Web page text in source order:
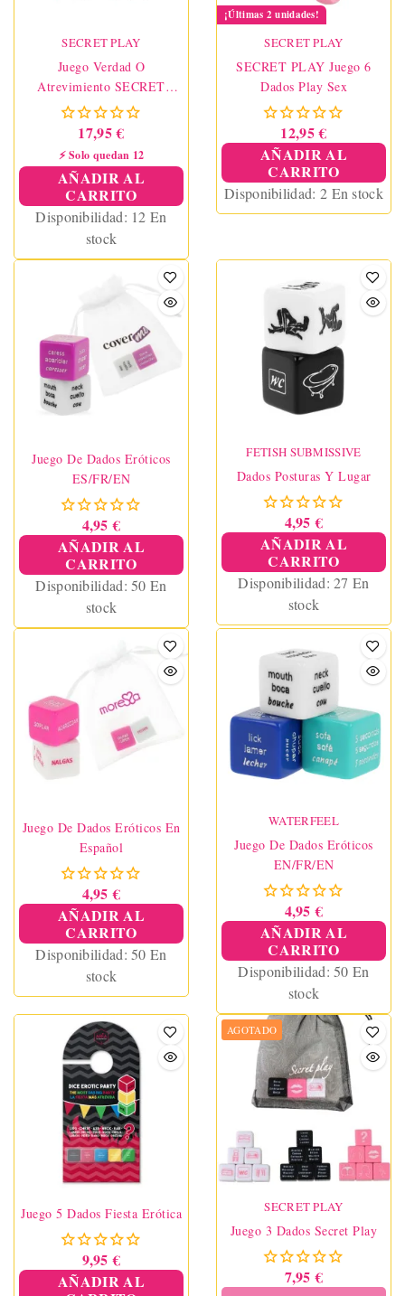
SECRET PLAY
Juego Verdad O
Atrevimiento SECRET
PLAY
17,95 €
⚡ Solo quedan 12
AÑADIR AL
CARRITO
Disponibilidad: 12 En
stock
¡Últimas 2 unidades!
SECRET PLAY
SECRET PLAY Juego 6
Dados Play Sex
12,95 €
AÑADIR AL
CARRITO
Disponibilidad: 2 En stock
Juego De Dados Eróticos
ES/FR/EN
4,95 €
AÑADIR AL
CARRITO
Disponibilidad:50 En
stock
FETISH SUBMISSIVE
Dados Posturas Y Lugar
4,95 €
AÑADIR AL
CARRITO
Disponibilidad:27 En
stock
Juego De Dados Eróticos En
Español
4,95 €
AÑADIR AL
CARRITO
Disponibilidad:50 En
stock
WATERFEEL
Juego De Dados Eróticos
EN/FR/EN
4,95 €
AÑADIR AL
CARRITO
Disponibilidad:50 En
stock
Juego 5 Dados Fiesta Erótica
9,95 €
AÑADIR AL
AGOTADO
SECRET PLAY
Juego 3 Dados Secret Play
7,95 €